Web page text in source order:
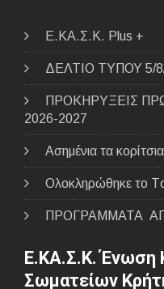
E.ΚΑ.Σ.Κ. Plus +
ΔΕΛΤΙΟ ΤΥΠΟΥ 5/
ΠΡΟΚΗΡΥΞΕΙΣ
2026-2027
Ασημένια τα
Ολοκληρώθηκε το
ΠΡΟΓΡΑΜΜΑΤΑ
Ε.ΚΑ.Σ.Κ. Ένωση
Σωματείων